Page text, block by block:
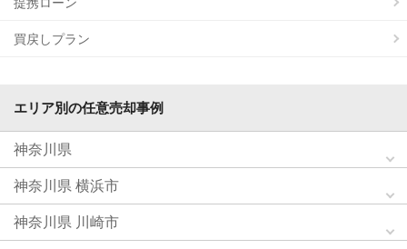
買戻しプラン
エリア別の任意売却事例
神奈川県
神奈川県 横浜市
神奈川県 川崎市